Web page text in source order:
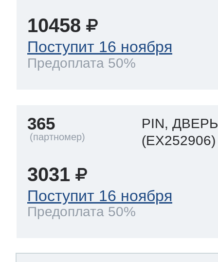
10458
Поступит 16 ноября
Предоплата 50%
365
PIN,
(EX252906)
3031
Поступит 16 ноября
Предоплата 50%